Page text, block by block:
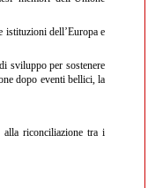
istituzioni dell’Europa e
sviluppo per sostenere
dopo eventi bellici, la
alla riconciliazione tra i